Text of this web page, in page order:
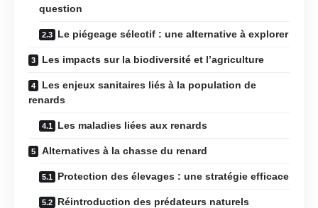
question
Le piégeage sélectif : une alternative à explorer
Les impacts sur la biodiversité et l’agriculture
Les enjeux sanitaires liés à la population de
renards
Les maladies liées aux renards
Alternatives à la chasse du renard
Protection des élevages : une stratégie efficace
Réintroduction des prédateurs naturels